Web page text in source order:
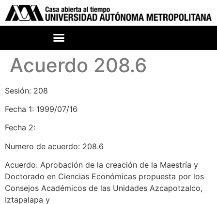
Acuerdo 208.6
Sesión: 208
Fecha 1: 1999/07/16
Fecha 2:
Numero de acuerdo: 208.6
Acuerdo: Aprobación de la creación de la Maestría y
Doctorado en Ciencias Económicas propuesta por los
Consejos Académicos de las Unidades Azcapotzalco,
Iztapalapa y